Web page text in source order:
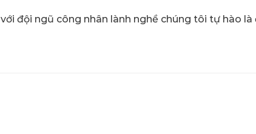
đội ngũ công nhân lành nghề chúng tôi tự hào là